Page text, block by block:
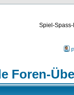
Spiel-
Foren-